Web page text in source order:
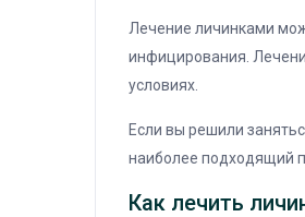
Лечение личинками
инфицирования.
условиях.
Если вы решили
наиболее подходящий
Как лечить